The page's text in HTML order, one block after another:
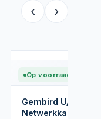
‹ ›
Op voorraad
Gembird U/UTP
Netwerkkabel |